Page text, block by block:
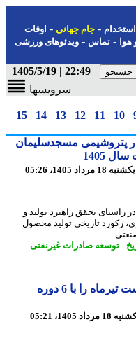
- جام جهانی-اوقات
-تماس-ویدئوهای ورزشی
22:49 | 1405/5/19
سرویسها
11
12
13
14
15
مسجدسلیمان
تحقق راهبرد تولید و
تاریخی تولید محصول
...
توسعه صادرات غیرنفتی-
پتروشیمی مسجدسلیمان هفته نخست تیرماه را با 6 دوره